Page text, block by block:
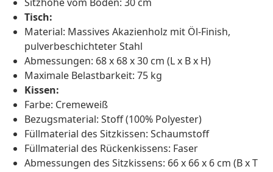
Tisch:
Material: Massives Akazienholz mit Öl-Finish,
pulverbeschichteter Stahl
Abmessungen: 68 x 68 x 30 cm (L x B x H)
Maximale Belastbarkeit: 75 kg
Kissen:
Farbe: Cremeweiß
Bezugsmaterial: Stoff (100% Polyester)
Füllmaterial des Sitzkissen: Schaumstoff
Füllmaterial des Rückenkissens: Faser
Abmessungen des Sitzkissens: 66 x 66 x 6 cm (B x T